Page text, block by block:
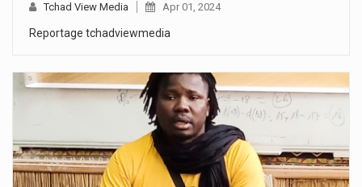
Tchad View Media Apr 01, 2024
Reportage tchadviewmedia